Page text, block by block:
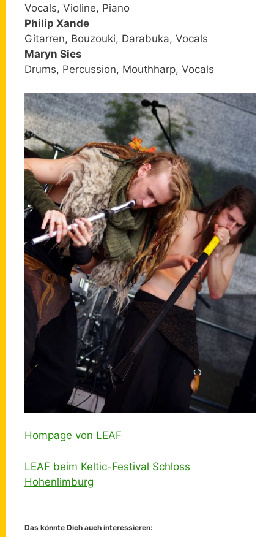
Vocals, Violine, Piano
Philip Xande
Gitarren, Bouzouki, Darabuka, Vocals
Maryn Sies
Drums, Percussion, Mouthharp, Vocals
Hompage von LEAF
LEAF beim Keltic-Festival Schloss
Hohenlimburg
Das könnte Dich auch interessieren: